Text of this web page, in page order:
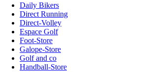
Daily Bikers
Direct Running
Direct-Volley
Espace Golf
Foot-Store
Galope-Store
Golf and co
Handball-Store